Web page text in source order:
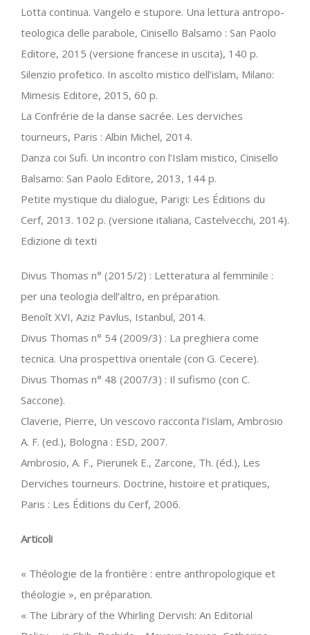
Lotta continua. Vangelo e stupore. Una lettura antropo-
teologica delle parabole, Cinisello Balsamo : San Paolo
Editore, 2015 (versione francese in uscita), 140 p.
Silenzio profetico. In ascolto mistico dell’islam, Milano:
Mimesis Editore, 2015, 60 p.
La Confrérie de la danse sacrée. Les derviches
tourneurs, Paris : Albin Michel, 2014.
Danza coi Sufi. Un incontro con l’Islam mistico, Cinisello
Balsamo: San Paolo Editore, 2013, 144 p.
Petite mystique du dialogue, Parigi: Les Éditions du
Cerf, 2013. 102 p. (versione italiana, Castelvecchi, 2014).
Edizione di texti
Divus Thomas n° (2015/2) : Letteratura al femminile :
per una teologia dell’altro, en préparation.
Benoît XVI, Aziz Pavlus, Istanbul, 2014.
Divus Thomas n° 54 (2009/3) : La preghiera come
tecnica. Una prospettiva orientale (con G. Cecere).
Divus Thomas n° 48 (2007/3) : Il sufismo (con C.
Saccone).
Claverie, Pierre, Un vescovo racconta l’Islam, Ambrosio
A. F. (ed.), Bologna : ESD, 2007.
Ambrosio, A. F., Pierunek E., Zarcone, Th. (éd.), Les
Derviches tourneurs. Doctrine, histoire et pratiques,
Paris : Les Éditions du Cerf, 2006.
Articoli
« Théologie de la frontière : entre anthropologique et
théologie », en préparation.
« The Library of the Whirling Dervish: An Editorial